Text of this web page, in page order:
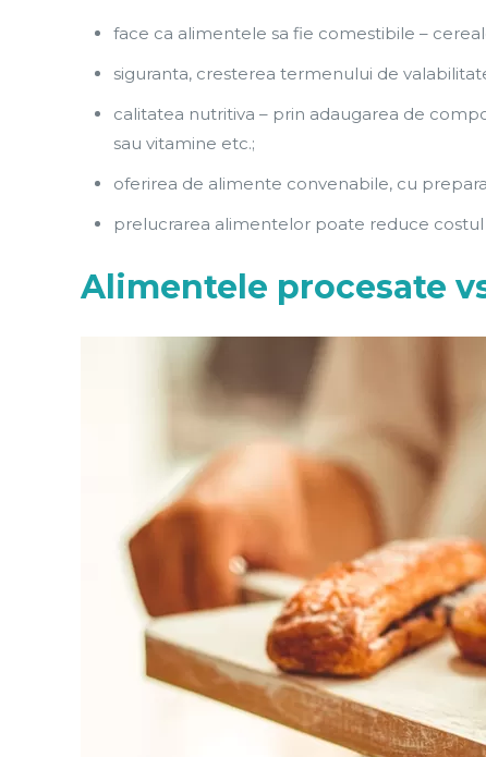
face ca alimentele sa fie comestibile –
siguranta, cresterea termenului de
calitatea nutritiva – prin adaugarea de
sau vitamine etc.;
oferirea de alimente convenabile, cu
prelucrarea alimentelor poate reduce
Alimentele procesate